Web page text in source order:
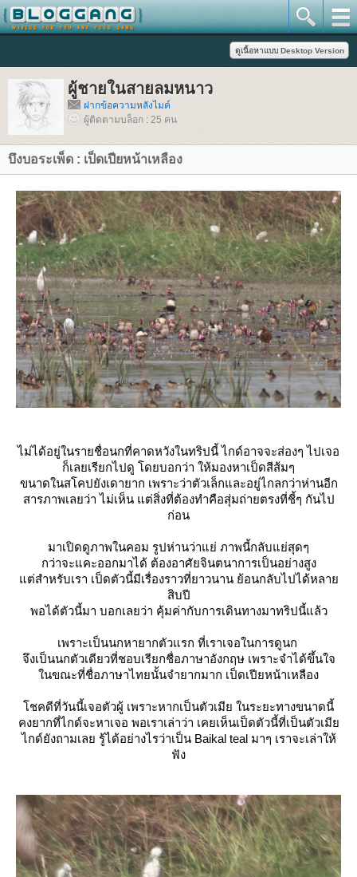
ผู้ชายในสายลมหนาว
ฝากข้อความหลังไมค์
ผู้ติดตามบล็อก : 25 คน
บึงบอระเพ็ด : เป็ดเปียหน้าเหลือง
ไม่ได้อยู่ในรายชื่อนกที่คาดหวังในทริปนี้ ไกด์อาจจะส่องๆ ไปเจอ
ก็เลยเรียกไปดู โดยบอกว่า ให้มองหาเป็ดสีส้มๆ
ขนาดในสโคปยังเดายาก เพราะว่าตัวเล็กและอยู่ไกลกว่าห่านอีก
สารภาพเลยว่า ไม่เห็น แต่สิ่งที่ต้องทำคือสุ่มถ่ายตรงที่ชี้ๆ กันไป
ก่อน
มาเปิดดูภาพในคอม รูปห่านว่าแย่ ภาพนี้กลับแย่สุดๆ
กว่าจะแคะออกมาได้ ต้องอาศัยจินตนาการเป็นอย่างสูง
ต่สำหรับเรา เป็ดตัวนี้มีเรื่องราวที่ยาวนาน ย้อนกลับไปได้หลา
สิบปี
พอได้ตัวนี้มา บอกเลยว่า คุ้มค่ากับการเดินทางมาทริปนี้แล้ว
เพราะเป็นนกหายากตัวแรก ที่เราเจอในการดูนก
จึงเป็นนกตัวเดียวที่ชอบเรียกชื่อภาษาอังกฤษ เพราะจำได้ขึ้นใจ
นขณะที่ชื่อภาษาไทยนั้นจำยากมาก เป็ดเปียหน้าเหลือง
ชคดีที่วันนี้เจอตัวผู้ เพราะหากเป็นตัวเมีย ในระยะทางขนาดนี้
คงยากที่ไกด์จะหาเจอ พอเราเล่าว่า เคยเห็นเป็ดตัวนี้ที่เป็นตัวเมี
ไกด์ยังถามเลย รู้ได้อย่างไรว่าเป็น Baikal tealมาๆ เราจะเล่าให้
ฟัง